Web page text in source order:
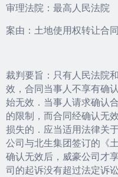
审理法院：最高人民法院
案由：土地使用权转让合
裁判要旨：只有人民法院
效，合同当事人不享有确
始无效．当事人请求确认
的限制，而合同经确认无
损失的．应当适用法律关
公司与北生集团签订的《
确认无效后，威豪公司才
司的起诉没有超过法定诉讼